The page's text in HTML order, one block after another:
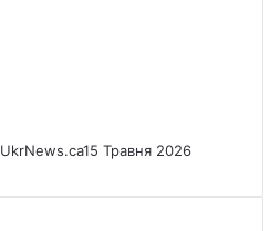
UkrNews.ca15 Травня 2026